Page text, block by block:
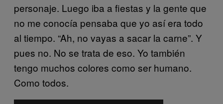
personaje. Luego iba a fiestas y la gente que
no me conocía pensaba que yo así era todo
al tiempo. “Ah, no vayas a sacar la carne”. Y
pues no. No se trata de eso. Yo también
tengo muchos colores como ser humano.
Como todos.